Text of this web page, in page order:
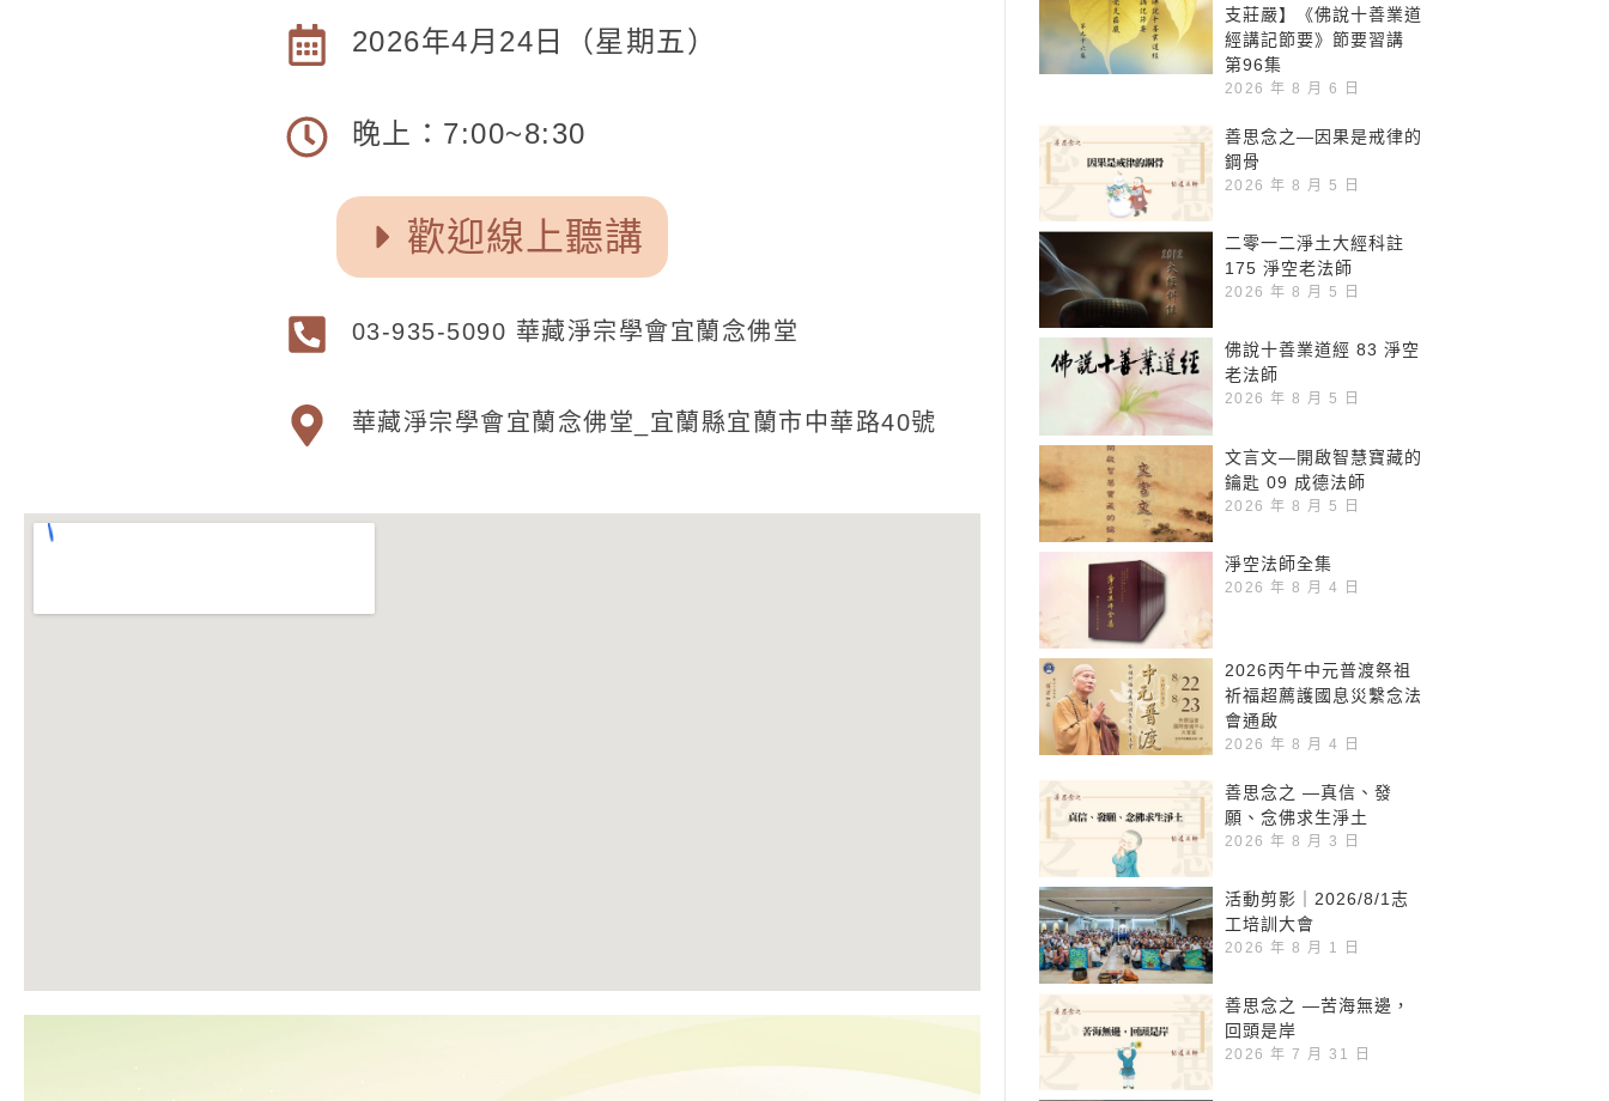
2026年4月24日（星期五 ）
晚上：7:00~8:30
歡迎線上聽講
03-935-5090 華藏淨宗學會宜蘭念佛堂
華藏淨宗學會宜蘭念佛堂_宜蘭縣宜蘭市中華路40號
支莊嚴】《佛說十善業道
經講記節要》節要習講
第96集
2026 年 8 月 6 日
善思念之—因果是戒律的
鋼骨
2026 年 8 月 5 日
二零一二淨土大經科註
175 淨空老法師
2026 年 8 月 5 日
佛說十善業道經 83 淨空
老法師
2026 年 8 月 5 日
文言文—開啟智慧寶藏的
鑰匙 09 成德法師
2026 年 8 月 5 日
淨空法師全集
2026 年 8 月 4 日
2026丙午中元普渡祭祖
祈福超薦護國息災繫念法
會通啟
2026 年 8 月 4 日
善思念之 —真信、發
願、念佛求生淨土
2026 年 8 月 3 日
活動剪影｜2026/8/1志
工培訓大會
2026 年 8 月 1 日
善思念之 —苦海無邊，
回頭是岸
2026 年 7 月 31 日